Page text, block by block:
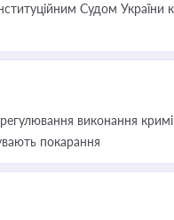
Судом України
виконання
покарання